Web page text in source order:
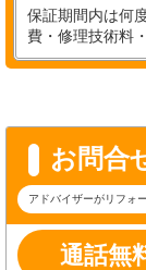
保証期間内は何
費・修理技術料
お問合
アドバイザーがリフォ
通話無